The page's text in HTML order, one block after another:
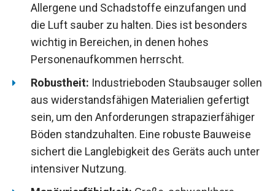
Allergene und Schadstoffe einzufangen und
die Luft sauber zu halten. Dies ist besonders
wichtig in Bereichen, in denen hohes
Personenaufkommen herrscht.
Robustheit: Industrieboden Staubsauger sollen
aus widerstandsfähigen Materialien gefertigt
sein, um den Anforderungen strapazierfähiger
Böden standzuhalten. Eine robuste Bauweise
sichert die Langlebigkeit des Geräts auch unter
intensiver Nutzung.